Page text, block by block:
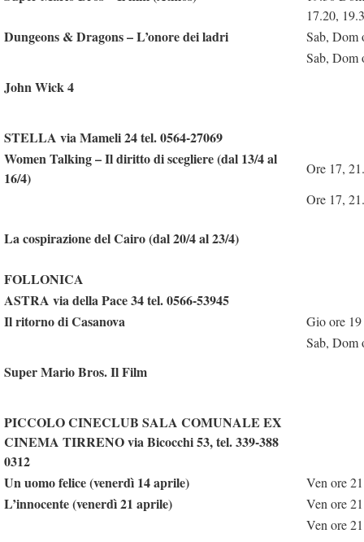
17.20,
Dungeons & Dragons – L’onore dei ladri Sab, Dom
John Wick 4
Sab, Dom
STELLA via Mameli 24 tel. 0564-27069
Women Talking – Il diritto di scegliere (dal 13/4 al
16/4)
Ore 17,
La cospirazione del Cairo (dal 20/4 al 23/4)
Ore 17,
FOLLONICA
ASTRA via della Pace 34 tel. 0566-53945
Il ritorno di Casanova
Gio ore
Super Mario Bros. Il Film
Sab, Dom
PICCOLO CINECLUB SALA COMUNALE EX
CINEMA TIRRENO via Bicocchi 53, tel. 339-388
0312
Un uomo felice (venerdì 14 aprile)
Ven ore
L’innocente (venerdì 21 aprile) Ven ore
Ven ore